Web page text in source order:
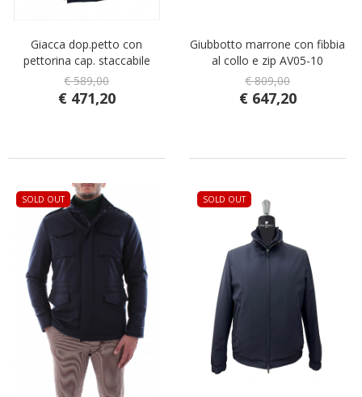
Giacca dop.petto con
pettorina cap. staccabile
uomo COMP2/20-01
€ 589,00
€ 471,20
Giubbotto marrone con fibbia
al collo e zip AV05-10
€ 809,00
€ 647,20
SOLD OUT SOLD OUT